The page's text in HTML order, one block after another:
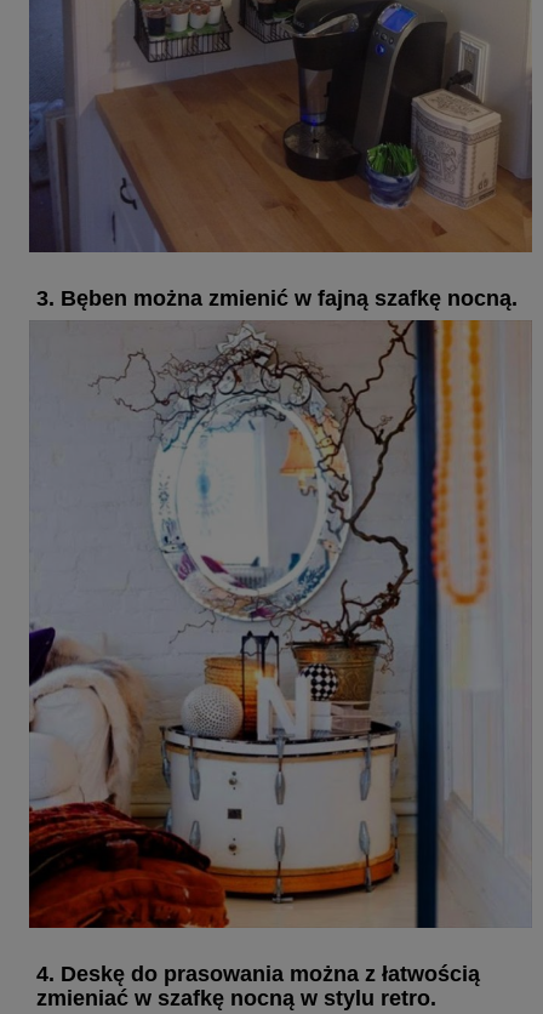
3. Bęben można zmienić w fajną szafkę nocną.
4. Deskę do prasowania można z łatwością
zmieniać w szafkę nocną w stylu retro.